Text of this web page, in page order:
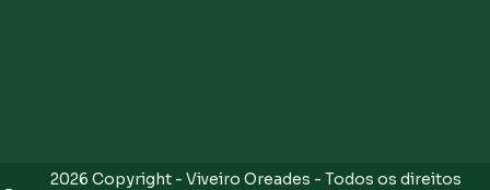
2026 Copyright - Viveiro Oreades - Todos os direitos